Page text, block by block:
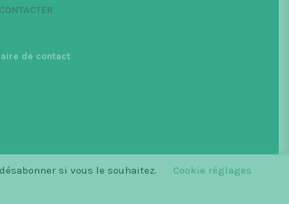
de contact
si vous le souhaitez. Cookie réglages